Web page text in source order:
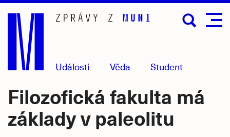
Přejít
hlavní
obsah
Události Věda Student
Filozofická fakulta má
základy v paleolitu